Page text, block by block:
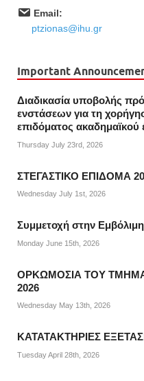
Email:
ptzionas@ihu.gr
Important
Διαδικασία υποβολής
ενστάσεων για τη
επιδόματος ακαδημαϊκού
Thursday July 23rd, 2026
ΣΤΕΓΑΣΤΙΚΟ ΕΠΙΔΟΜΑ
Wednesday July 1st, 2026
Συμμετοχή στην Εμβόλιμη
Monday June 15th, 2026
ΟΡΚΩΜΟΣΙΑ ΤΟΥ
2026
Wednesday May 13th, 2026
ΚΑΤΑΤΑΚΤΗΡΙΕΣ
Tuesday April 28th, 2026